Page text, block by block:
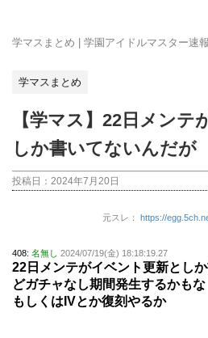
学マスまとめ | 学園アイドルマスター速報
学マスまとめ
【学マス】22日メンテ
しか書いてないんだが
投稿日： 2024年7月20日
元スレ： https://
408: 名無し 2024/07/19(金) 18:18:19.27
22日メンテがイベント更新とし
どガチャなし期間発生するかもな
もしくはIVとか復刻やるか